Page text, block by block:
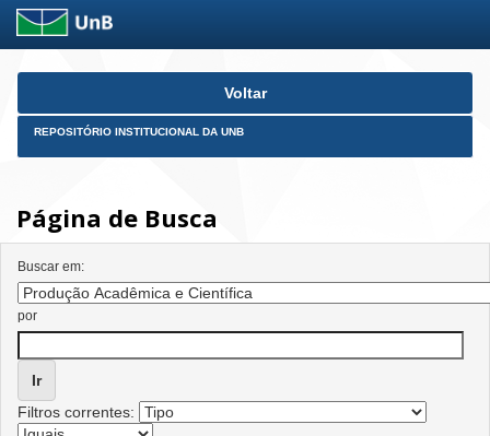
Skip
Voltar
REPOSITÓRIO INSTITUCIONAL DA UNB
Página de Busca
Buscar em:
por
Filtros correntes: